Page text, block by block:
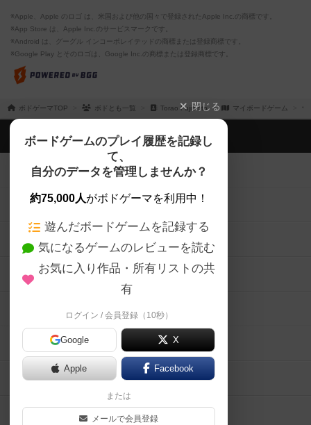
※Apple、Apple のロゴ は、米国および他の国々で登録されたApple Inc.の商標です。
※App Store は、Apple Inc.のサービスマークです。
※Android は、グーグル インコーポレイテッドの商標または登録商標です。
※Google Play とそのロゴは、Google Inc.の商標または登録商標です。
ボドゲーマTOP ボドとも一覧 Torao Fujimoto マイボードゲーム
閉じる
ボードゲームのプレイ履歴を記録し
て、
自分のデータを管理しませんか？
約75,000人がボドゲーマを利用中！
遊んだボードゲームを記録する
気になるゲームのレビューを読む
お気に入り作品・所有リストの共
有
ログイン / 会員登録（10秒）
Google X
Apple Facebook
または
メールで会員登録
ボドゲーマTOP
ボードゲームを検索する
ボードゲームの新着レビュー
ボードゲーム会情報
メカニクス特集
掲示板・トピックス
ボドとも・会員一覧
ボードゲーム業界コラム
ボドゲーマご利用案内